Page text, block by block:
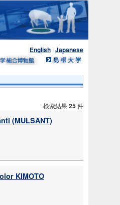
English | Japanese
検索結果25件
(MULSANT)
KIMOTO